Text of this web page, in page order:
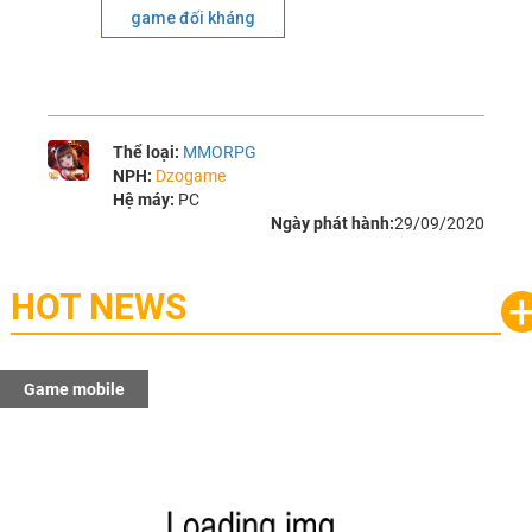
game đối kháng
Thể loại: MMORPG
NPH: Dzogame
Hệ máy: PC
Ngày phát hành:29/09/2020
HOT NEWS
Game mobile